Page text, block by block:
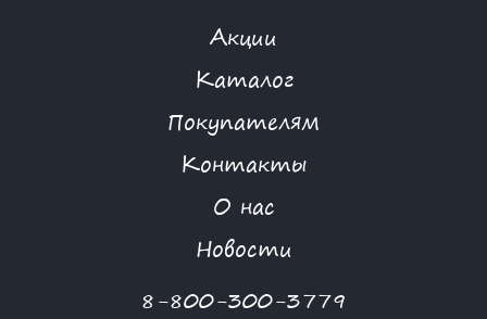
Акции
Каталог
Покупателям
Контакты
О нас
Новости
8-800-300-3779
КОМБИНЕЗОН